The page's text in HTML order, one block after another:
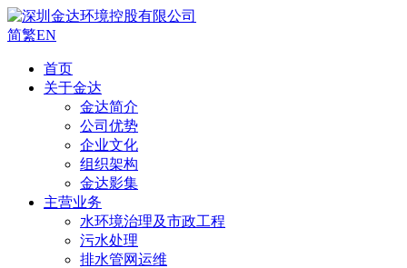
简繁EN
首页
关于金达
金达简介
公司优势
企业文化
组织架构
金达影集
主营业务
水环境治理及市政工程
污水处理
排水管网运维